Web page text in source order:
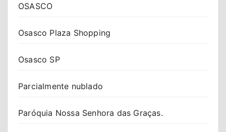
OSASCO
Osasco Plaza Shopping
Osasco SP
Parcialmente nublado
Paróquia Nossa Senhora das Graças.